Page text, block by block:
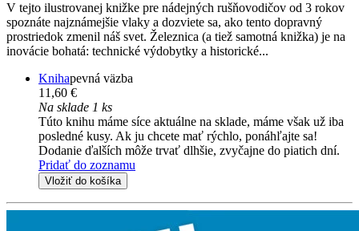
V tejto ilustrovanej knižke pre nádejných rušňovodičov od 3 rokov
spoznáte najznámejšie vlaky a dozviete sa, ako tento dopravný
prostriedok zmenil náš svet. Železnica (a tiež samotná knižka) je na
inovácie bohatá: technické výdobytky a historické...
Knihapevná väzba
11,60 €
Na sklade 1 ks
Túto knihu máme síce aktuálne na sklade, máme však už iba
posledné kusy. Ak ju chcete mať rýchlo, ponáhľajte sa!
Dodanie ďalších môže trvať dlhšie, zvyčajne do piatich dní.
Pridať do zoznamu
Vložiť do košíka